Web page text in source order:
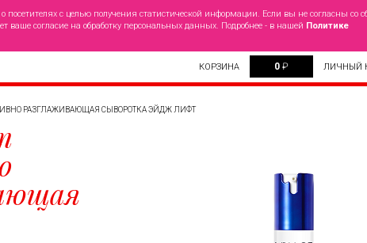
с целью получения статистической информации. Если вы не согласны со
ваше согласие на обработку персональных данных. Подробнее - в нашей Политике
КОРЗИНА 0 ₽ ЛИЧНЫЙ
РАЗГЛАЖИВАЮЩАЯ СЫВОРОТКА ЭЙДЖ ЛИФТ